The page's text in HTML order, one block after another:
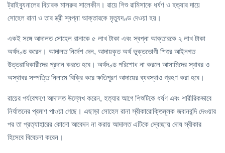
ট্রাইব্যুনালের বিচারক মাসরুর সালেকীন। রায়ে শিশু রামিসাকে ধর্ষণ ও হত্যার দায়ে
সোহেল রানা ও তার স্ত্রী স্বপ্না আক্তারকে মৃত্যুদণ্ড দেওয়া হয়।
একই সঙ্গে আদালত সোহেল রানাকে ৫ লাখ টাকা এবং স্বপ্না আক্তারকে ২ লাখ টাকা
অর্থদণ্ড করেন। আদালত নির্দেশ দেন, আদায়কৃত অর্থ ভুক্তভোগী শিশুর আইনগত
উত্তরাধিকারীদের প্রদান করতে হবে। অর্থদণ্ড পরিশোধ না করলে আসামিদের স্থাবর ও
অস্থাবর সম্পত্তি নিলামে বিক্রি করে ক্ষতিপূরণ আদায়ের ব্যবস্থাও গ্রহণ করা হবে।
রায়ের পর্যবেক্ষণে আদালত উল্লেখ করেন, হত্যার আগে শিশুটিকে ধর্ষণ এবং শারীরিকভাবে
নির্যাতনের প্রমাণ পাওয়া গেছে। এছাড়া সোহেল রানা স্বীকারোক্তিমূলক জবানবন্দি দেওয়ার
পর তা প্রত্যাহারের কোনো আবেদন না করায় আদালত এটিকে স্বেচ্ছায় দোষ স্বীকার
হিসেবে বিবেচনা করেন।